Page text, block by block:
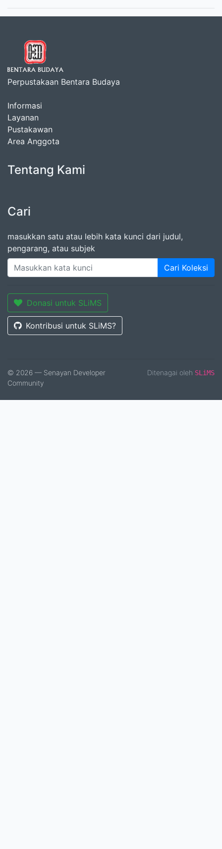
Perpustakaan Bentara Budaya
Informasi
Layanan
Pustakawan
Area Anggota
Tentang Kami
Cari
masukkan satu atau lebih kata kunci dari judul,
pengarang, atau subjek
Cari Koleksi
Donasi untuk SLiMS
Kontribusi untuk SLiMS?
© 2026 — Senayan Developer
Community
Ditenagai oleh SLiMS